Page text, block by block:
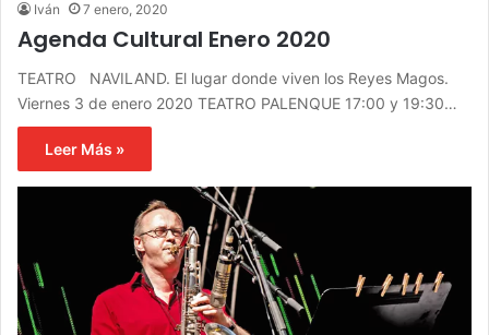
Iván 7 enero, 2020
Agenda Cultural Enero 2020
TEATRO NAVILAND. El lugar donde viven los Reyes Magos.
Viernes 3 de enero 2020 TEATRO PALENQUE 17:00 y 19:30…
Leer Más »